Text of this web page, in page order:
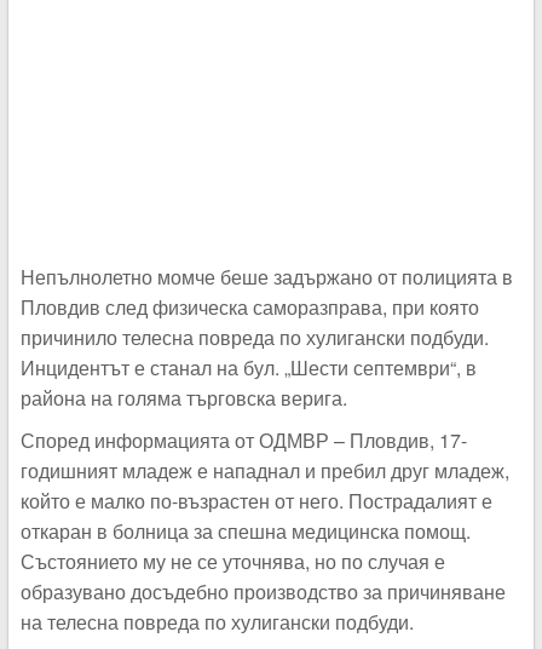
Непълнолетно момче беше задържано от полицията в
Пловдив след физическа саморазправа, при която
причинило телесна повреда по хулигански подбуди.
Инцидентът е станал на бул. „Шести септември“, в
района на голяма търговска верига.
Според информацията от ОДМВР – Пловдив, 17-
годишният младеж е нападнал и пребил друг младеж,
който е малко по-възрастен от него. Пострадалият е
откаран в болница за спешна медицинска помощ.
Състоянието му не се уточнява, но по случая е
образувано досъдебно производство за причиняване
на телесна повреда по хулигански подбуди.